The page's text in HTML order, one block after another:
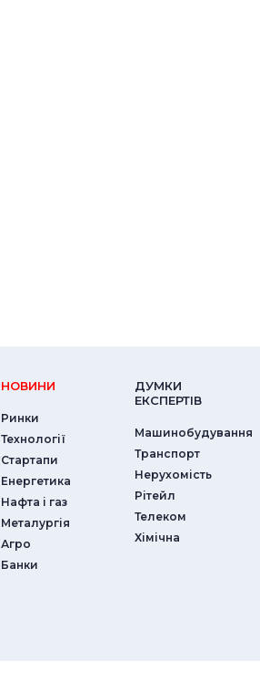
НОВИНИ
Ринки
Технології
Стартапи
Енергетика
Нафта і газ
Металургія
Агро
Банки
ДУМКИ
ЕКСПЕРТIВ
Машинобудування
Транспорт
Нерухомість
Рітейл
Телеком
Хімічна